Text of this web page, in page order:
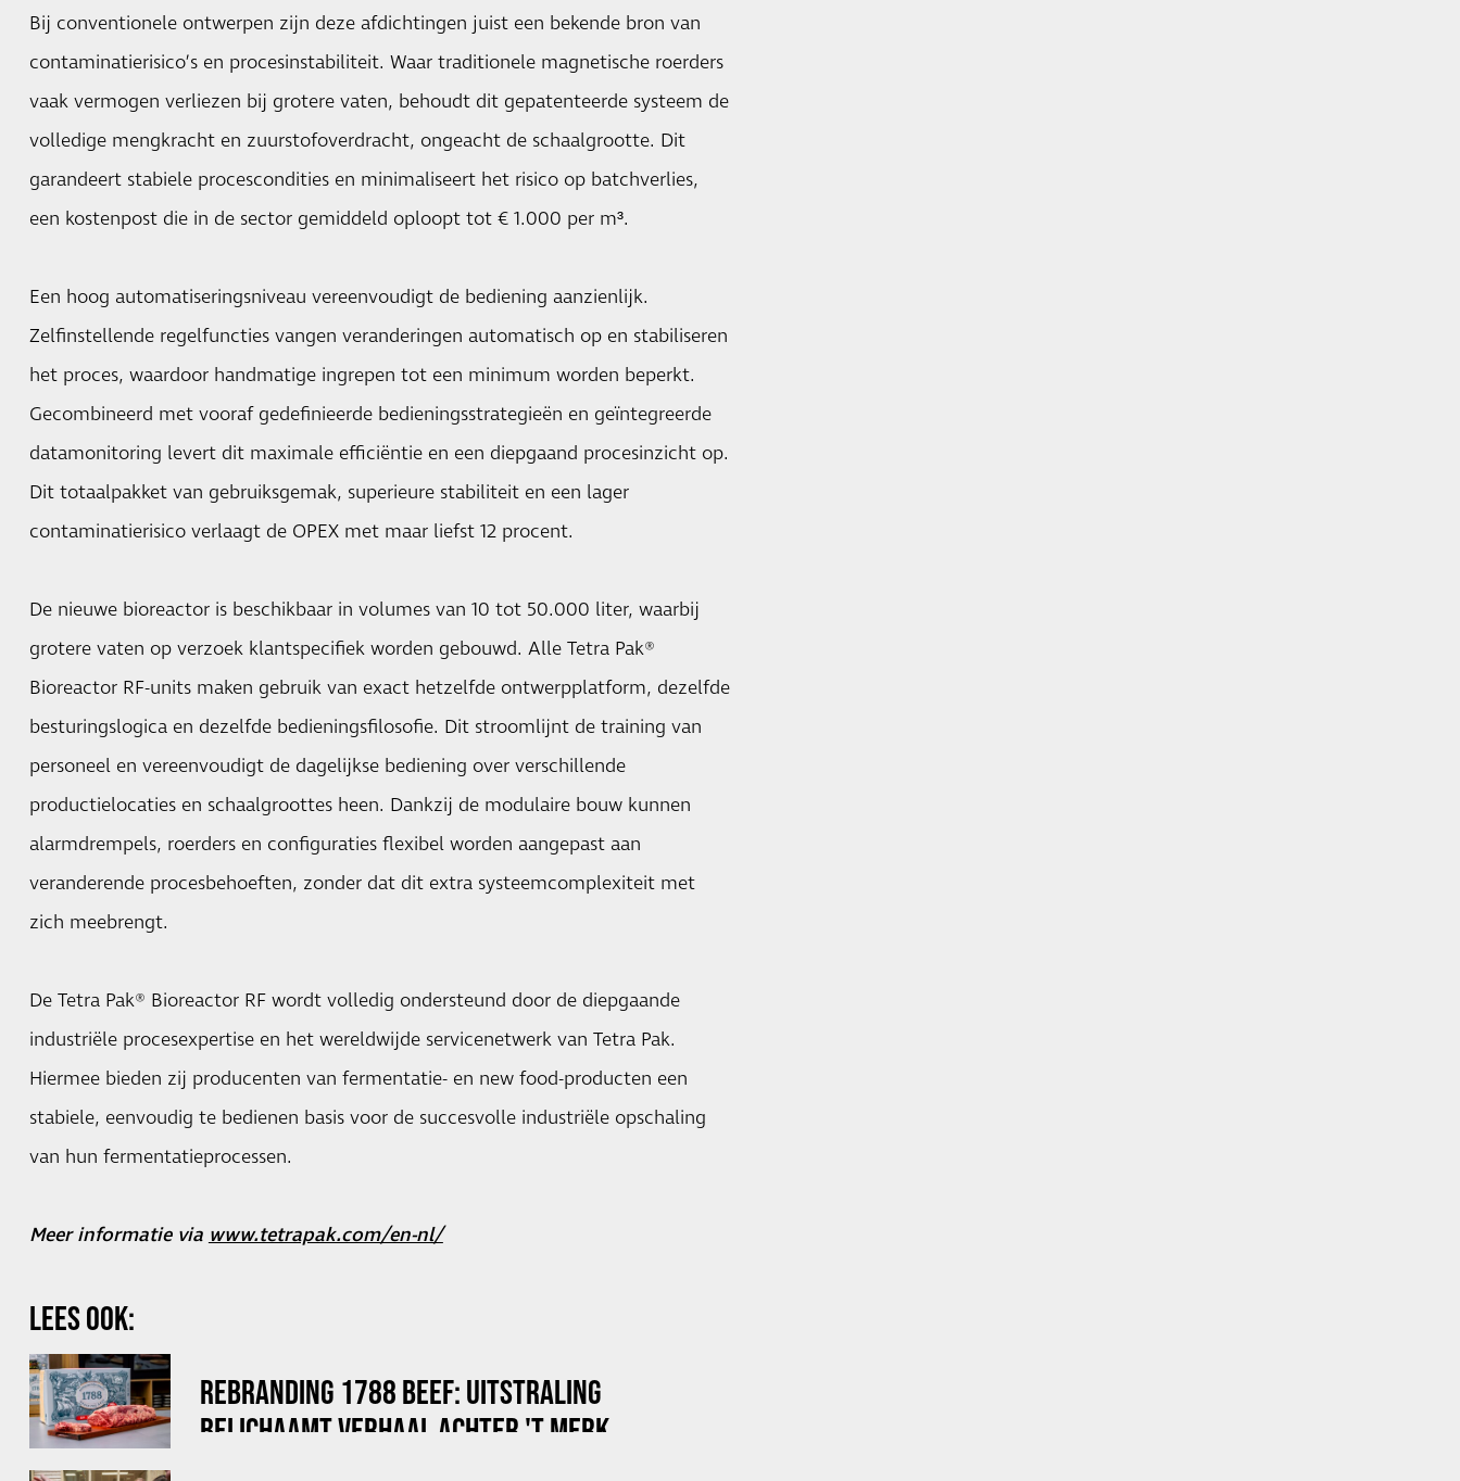
Bij conventionele ontwerpen zijn deze afdichtingen juist een bekende bron van
contaminatierisico’s en procesinstabiliteit. Waar traditionele magnetische roerders
vaak vermogen verliezen bij grotere vaten, behoudt dit gepatenteerde systeem de
volledige mengkracht en zuurstofoverdracht, ongeacht de schaalgrootte. Dit
garandeert stabiele procescondities en minimaliseert het risico op batchverlies,
een kostenpost die in de sector gemiddeld oploopt tot € 1.000 per m³.
Een hoog automatiseringsniveau vereenvoudigt de bediening aanzienlijk.
Zelfinstellende regelfuncties vangen veranderingen automatisch op en stabiliseren
het proces, waardoor handmatige ingrepen tot een minimum worden beperkt.
Gecombineerd met vooraf gedefinieerde bedieningsstrategieën en geïntegreerde
datamonitoring levert dit maximale efficiëntie en een diepgaand procesinzicht op.
Dit totaalpakket van gebruiksgemak, superieure stabiliteit en een lager
contaminatierisico verlaagt de OPEX met maar liefst 12 procent.
De nieuwe bioreactor is beschikbaar in volumes van 10 tot 50.000 liter, waarbij
grotere vaten op verzoek klantspecifiek worden gebouwd. Alle Tetra Pak®
Bioreactor RF-units maken gebruik van exact hetzelfde ontwerpplatform, dezelfde
besturingslogica en dezelfde bedieningsfilosofie. Dit stroomlijnt de training van
personeel en vereenvoudigt de dagelijkse bediening over verschillende
productielocaties en schaalgroottes heen. Dankzij de modulaire bouw kunnen
alarmdrempels, roerders en configuraties flexibel worden aangepast aan
veranderende procesbehoeften, zonder dat dit extra systeemcomplexiteit met
zich meebrengt.
De Tetra Pak® Bioreactor RF wordt volledig ondersteund door de diepgaande
industriële procesexpertise en het wereldwijde servicenetwerk van Tetra Pak.
Hiermee bieden zij producenten van fermentatie- en new food-producten een
stabiele, eenvoudig te bedienen basis voor de succesvolle industriële opschaling
van hun fermentatieprocessen.
Meer informatie viawww.tetrapak.com/en-nl/
LEES OOK:
REBRANDING 1788 BEEF: UITSTRALING
BELICHAAMT VERHAAL ACHTER 'T MERK